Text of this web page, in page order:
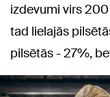
izdevumi virs
tad lielajās
pilsētās - 27%,